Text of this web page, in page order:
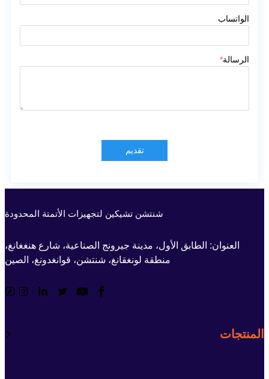
الواتساب
الرسالة*
تقديم
شنتشن تشيكين لتجهيزات الأتمتة المحدودة
العنوان: الطابق الأول، مدينة جيرونج الصناعية، شارع هنغغانغ،
منطقة لونغقانغ، شنتشن، قوانغدونغ، الصين
المنتجات